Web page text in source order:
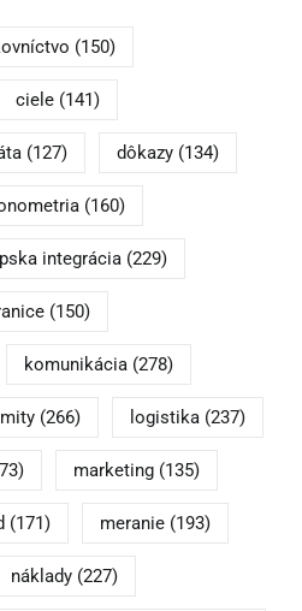
(150)
ciele(141)
(127) dôkazy(134)
(160)
integrácia(229)
(150)
komunikácia(278)
(266) logistika(237)
marketing(135)
(171) meranie(193)
náklady(227)